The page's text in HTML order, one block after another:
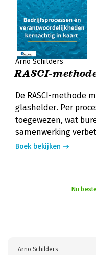
Arno Schilders
RASCI-
De RASCI-methode
glashelder. Per
toegewezen, wat
samenwerking
Boek bekijken
Nu
Arno Schilders